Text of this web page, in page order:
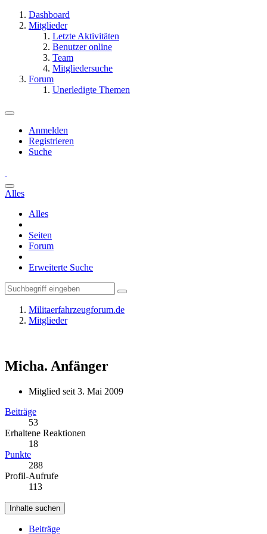
Dashboard
Mitglieder
Letzte Aktivitäten
Benutzer online
Team
Mitgliedersuche
Forum
Unerledigte Themen
Anmelden
Registrieren
Suche
Alles
Alles
Seiten
Forum
Erweiterte Suche
Militaerfahrzeugforum.de
Mitglieder
Micha. Anfänger
Mitglied seit 3. Mai 2009
Beiträge
53
Erhaltene Reaktionen
18
Punkte
288
Profil-Aufrufe
113
Inhalte suchen
Beiträge